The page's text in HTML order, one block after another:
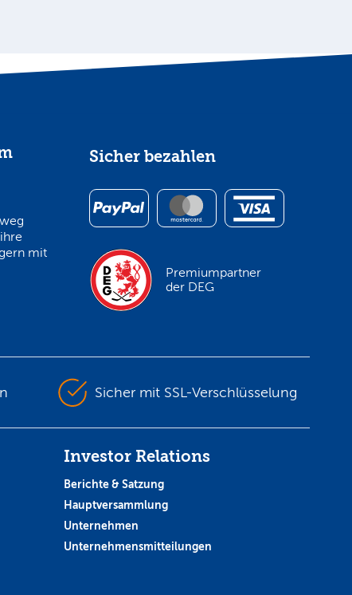
mit
Sicher bezahlen
Premiumpartner
der DEG
Sicher mit SSL-Verschlüsselung
Investor Relations
Berichte & Satzung
Hauptversammlung
Unternehmen
Unternehmensmitteilungen